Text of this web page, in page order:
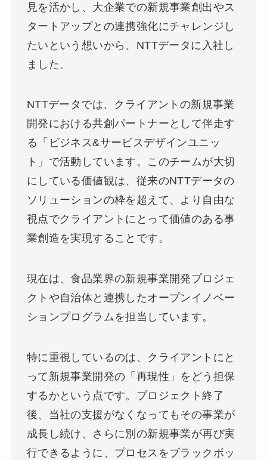
見を活かし、大企業での新規事業創出やス
タートアップとの連携強化にチャレンジし
たいという想いから、NTTデータに入社し
ました。
NTTデータでは、クライアントの新規事業
開発における共創パートナーとして伴走す
る「ビジネス&サービスデザインユニッ
ト」で活動しています。このチームが大切
にしている価値観は、従来のNTTデータの
ソリューションの枠を超えて、より自由な
視点でクライアントにとって価値のある事
業創造を実現することです。
現在は、食品業界の新規事業開発プロジェ
クトや自治体と連携したオープンイノベー
ションプログラムを担当しています。
特に重視しているのは、クライアントにと
って新規事業開発の「再現性」をどう担保
するかという点です。プロジェクト終了
後、当社の支援がなくなってもその事業が
成長し続け、さらに別の新規事業が再び実
行できるように、プロセスをブラックボッ